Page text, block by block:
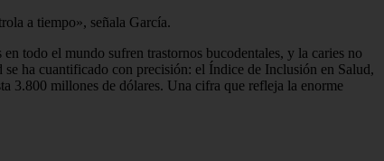
a tiempo», señala García.
todo el mundo sufren trastornos bucodentales, y la caries no
se ha cuantificado con precisión: el Índice de Inclusión en Salud,
3.800 millones de dólares. Una cifra que refleja la enorme